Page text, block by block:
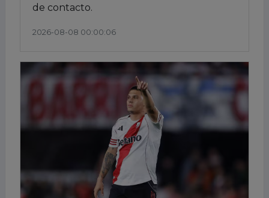
de contacto.
2026-08-08 00:00:06